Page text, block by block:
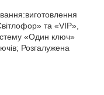
та «VIP»,
«Один ключ»
Розгалужена